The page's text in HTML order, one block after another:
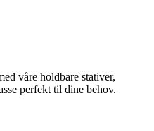
våre holdbare stativer,
perfekt til dine behov.